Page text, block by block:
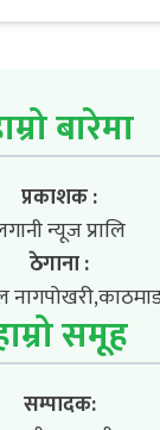
बारेमा
प्रकाशक :
न्यूज प्रालि
ठेगाना :
समूह
सम्पादक: